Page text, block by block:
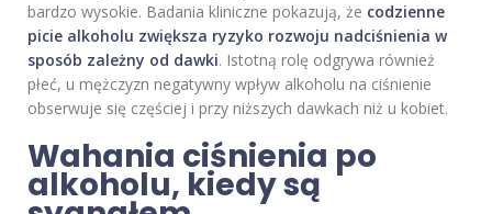
bardzo wysokie. Badania kliniczne pokazują, że codzienne
picie alkoholu zwiększa ryzyko rozwoju nadciśnienia w
sposób zależny od dawki. Istotną rolę odgrywa również
płeć, u mężczyzn negatywny wpływ alkoholu na ciśnienie
obserwuje się częściej i przy niższych dawkach niż u kobiet.
Wahania ciśnienia po
alkoholu, kiedy są